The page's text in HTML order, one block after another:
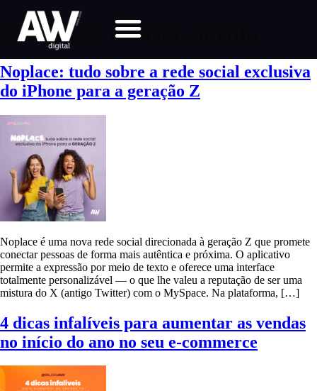
Categoria: relacionamento
Noplace: tudo sobre a rede social exclusiva
do iPhone para a geração Z
Noplace é uma nova rede social direcionada à geração Z que promete
conectar pessoas de forma mais autêntica e próxima. O aplicativo
permite a expressão por meio de texto e oferece uma interface
totalmente personalizável — o que lhe valeu a reputação de ser uma
mistura do X (antigo Twitter) com o MySpace. Na plataforma, […]
4 dicas infalíveis para aumentar as vendas
no início do ano no seu e-commerce